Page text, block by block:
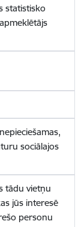
statistisko
sociālajos
tādu vietņu
jūs interesē
personu